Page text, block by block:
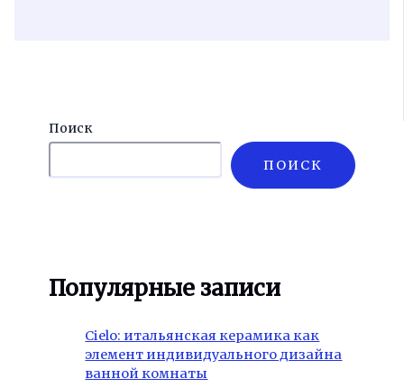
Поиск
ПОИСК
Популярные записи
Cielo: итальянская керамика как
элемент индивидуального дизайна
ванной комнаты